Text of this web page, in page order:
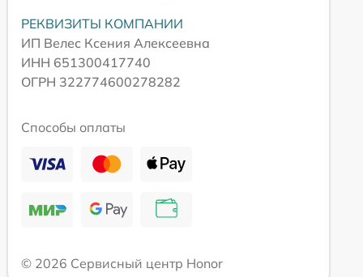
РЕКВИЗИТЫ КОМПАНИИ
ИП Велес Ксения Алексеевна
ИНН 651300417740
ОГРН 322774600278282
Способы оплаты
© 2026 Сервисный центр Honor